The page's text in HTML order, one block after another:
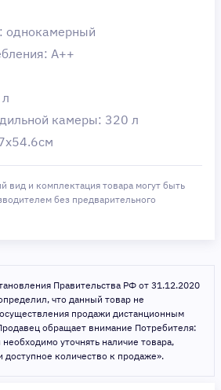
однокамерный
A++
камеры: 320 л
вид и комплектация товара могут быть
без предварительного
Правительства РФ от 31.12.2020
что данный товар не
продажи дистанционным
обращает внимание Потребителя:
уточнять наличие товара,
доступное количество к продаже».